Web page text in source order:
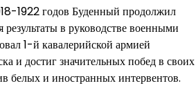
1922 годов Буденный продолжил
в руководстве военными
1-й кавалерийской армией
и достиг значительных побед в своих
белых и иностранных интервентов.